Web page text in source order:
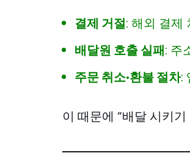
결제 거절: 해외 결제
배달원 호출 실패: 주
주문 취소·환불 절차:
이 때문에 “배달 시키